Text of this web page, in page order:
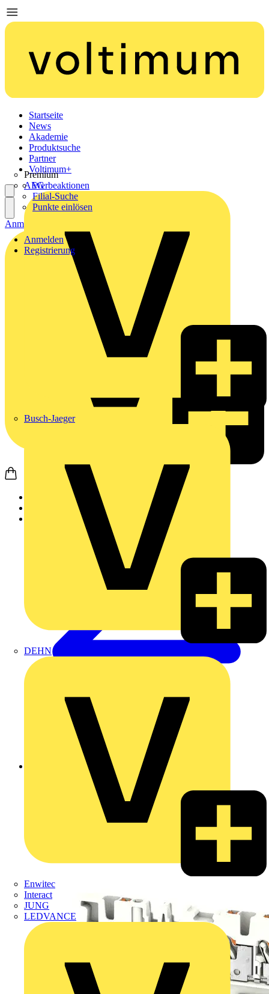
Startseite
News
Akademie
Produktsuche
Partner
Premium
AEG
Busch-Jaeger
DEHN
Enwitec
Interact
JUNG
LEDVANCE
Voltimum+
Werbeaktionen
Filial-Suche
Punkte einlösen
Anmelden
Registrierung
Anmelden
Zurück zu Produkte